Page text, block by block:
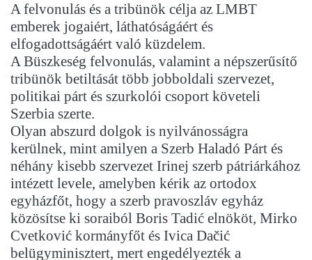
A felvonulás és a tribünök célja az LMBT
emberek jogaiért, láthatóságáért és
elfogadottságáért való küzdelem.
A Büszkeség felvonulás, valamint a népszerűsítő
tribünök betiltását több jobboldali szervezet,
politikai párt és szurkolói csoport követeli
Szerbia szerte.
Olyan abszurd dolgok is nyilvánosságra
kerülnek, mint amilyen a Szerb Haladó Párt és
néhány kisebb szervezet Irinej szerb pátriárkához
intézett levele, amelyben kérik az ortodox
egyházfőt, hogy a szerb pravoszláv egyház
közösítse ki soraiból Boris Tadić elnököt, Mirko
Cvetković kormányfőt és Ivica Dačić
belügyminisztert, mert engedélyezték a